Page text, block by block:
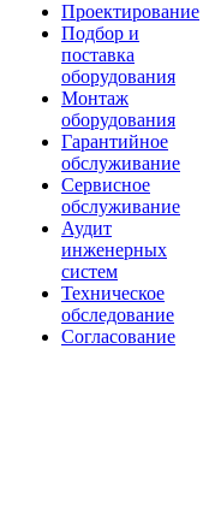
Проектирование
Подбор и
поставка
оборудования
Монтаж
оборудования
Гарантийное
обслуживание
Сервисное
обслуживание
Аудит
инженерных
систем
Техническое
обследование
Согласование